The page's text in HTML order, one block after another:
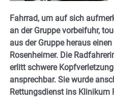
Fahrrad, um auf sich
an der Gruppe vorbeifuhr,
aus der Gruppe heraus
Rosenheimer. Die
erlitt schwere
ansprechbar. Sie wurde
Rettungsdienst ins Klinikum